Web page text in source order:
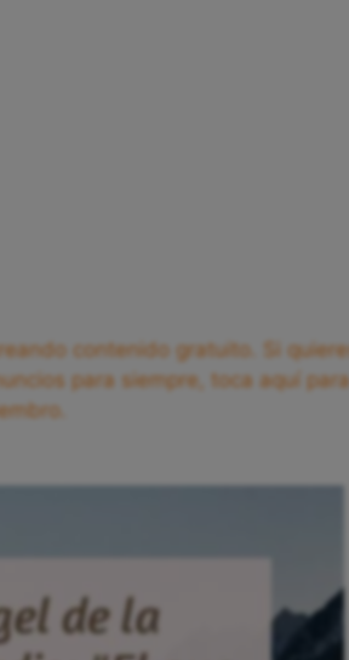
contenido gratuito. Si
para siempre, toca aquí para